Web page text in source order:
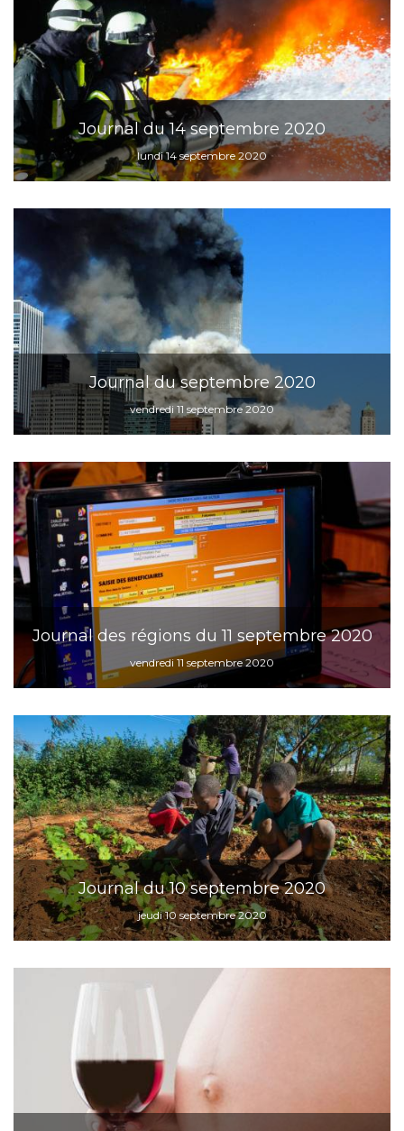
Journal du 14 septembre 2020
lundi 14 septembre 2020
Journal du septembre 2020
vendredi 11 septembre 2020
Journal des régions du 11 septembre 2020
vendredi 11 septembre 2020
Journal du 10 septembre 2020
jeudi 10 septembre 2020